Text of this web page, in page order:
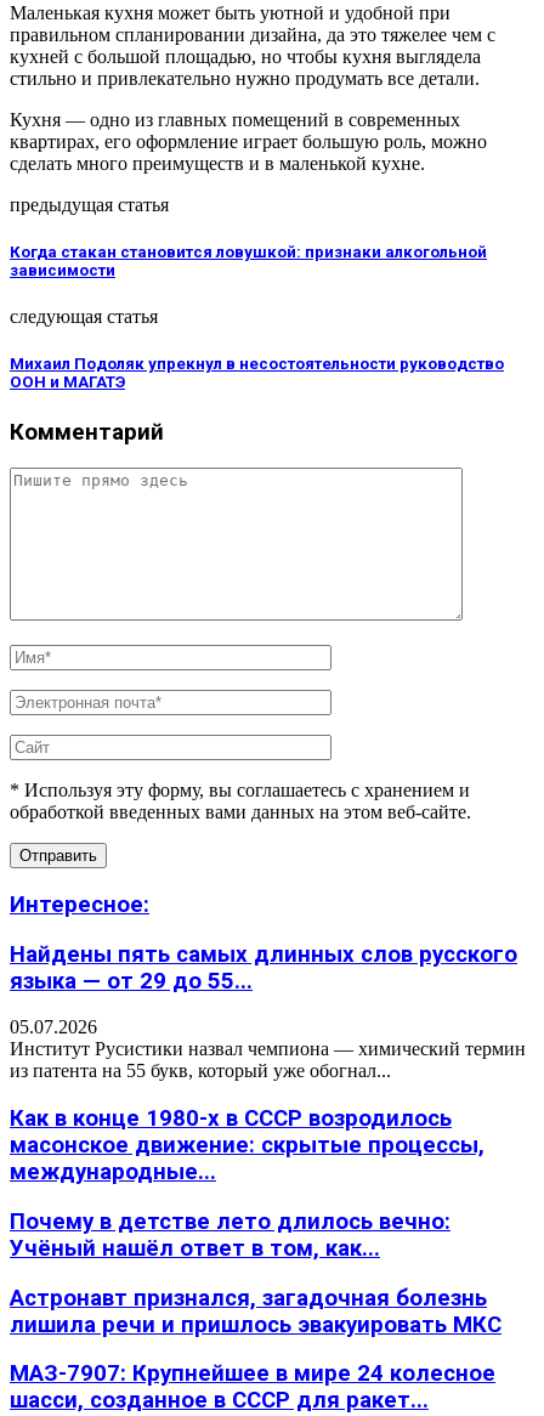
Маленькая кухня может быть уютной и удобной при
правильном спланировании дизайна, да это тяжелее чем с
кухней с большой площадью, но чтобы кухня выглядела
стильно и привлекательно нужно продумать все детали.
Кухня — одно из главных помещений в современных
квартирах, его оформление играет большую роль, можно
сделать много преимуществ и в маленькой кухне.
предыдущая статья
Когда стакан становится ловушкой: признаки алкогольной
зависимости
следующая статья
Михаил Подоляк упрекнул в несостоятельности руководство
ООН и МАГАТЭ
Комментарий
* Используя эту форму, вы соглашаетесь с хранением и
обработкой введенных вами данных на этом веб-сайте.
Интересное:
Найдены пять самых длинных слов русского
языка — от 29 до 55...
05.07.2026
Институт Русистики назвал чемпиона — химический термин
из патента на 55 букв, который уже обогнал...
Как в конце 1980-х в СССР возродилось
масонское движение: скрытые процессы,
международные...
Почему в детстве лето длилось вечно:
Учёный нашёл ответ в том, как...
Астронавт признался, загадочная болезнь
лишила речи и пришлось эвакуировать МКС
МАЗ-7907: Крупнейшее в мире 24 колесное
шасси, созданное в СССР для ракет...